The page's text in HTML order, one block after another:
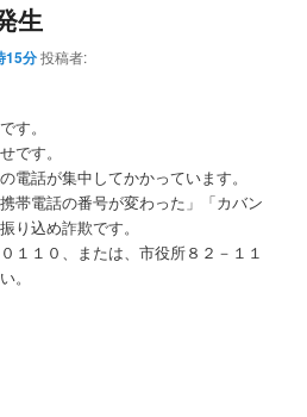
生
15分投稿者:
す。
です。
電話が集中してかかっています。
帯電話の番号が変わった」「カバン
り込め詐欺です。
１１０、または、市役所８２－１１
。